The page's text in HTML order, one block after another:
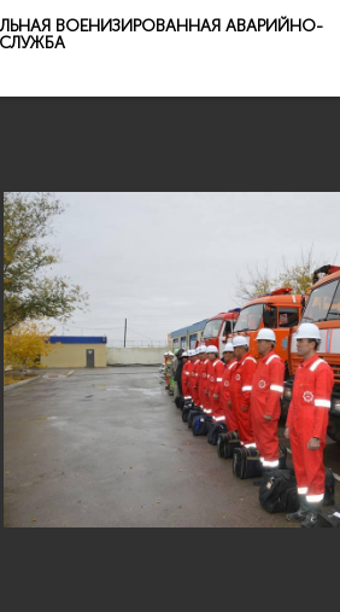
ЦЕНТРАЛЬНЫЙ ШТАБ
ВОЕНИЗИРОВАННЫХ
СПАСАТЕЛЬНЫХ СЛУЖБ
+7 (727) 267-01-05
Русский English
ГАЛЕРЕЯ
ВОЕНИЗИРОВАННАЯ АВАРИЙНО-